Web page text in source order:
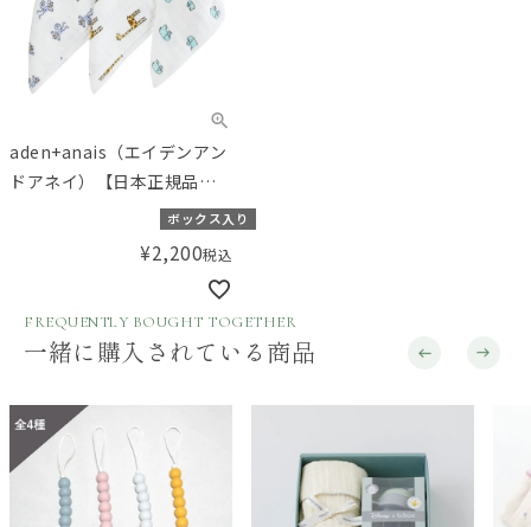
aden+anais（エイデンアン
ドアネイ）【日本正規品】
ウォッシュクロスセット 3枚
セット jungle jam ジャング
ボックス入り
¥2,200税込
FREQUENTLY BOUGHT TOGETHER
一緒に購入されている商品